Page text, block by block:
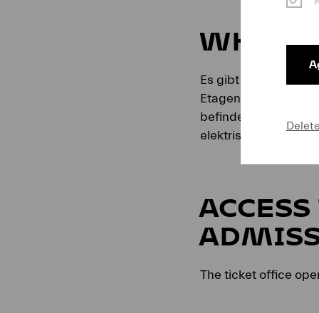
Es gibt einen
Etagen. Im
befindet sich im
elektrischen
The ticket office